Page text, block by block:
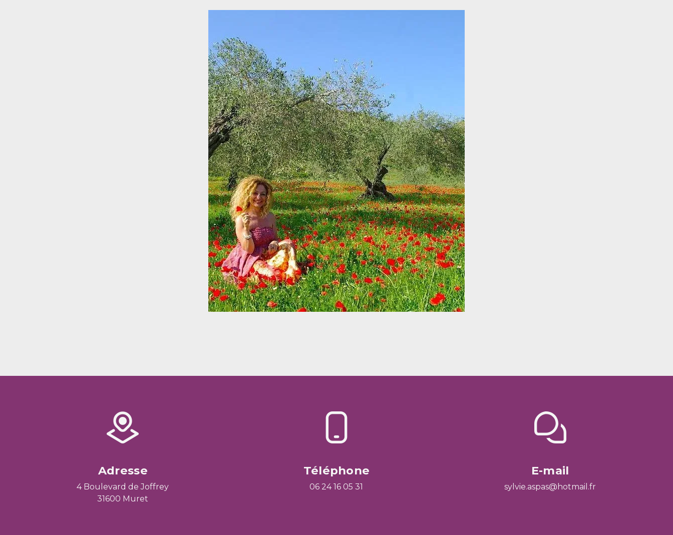
Adresse
4 Boulevard de Joffrey
31600 Muret
Téléphone
06 24 16 05 31
E-mail
sylvie.aspas@hotmail.fr